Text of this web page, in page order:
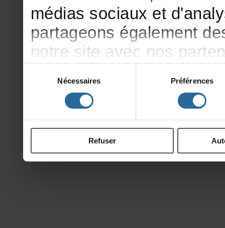
consentement
Nécessaires Préférences
Refuser